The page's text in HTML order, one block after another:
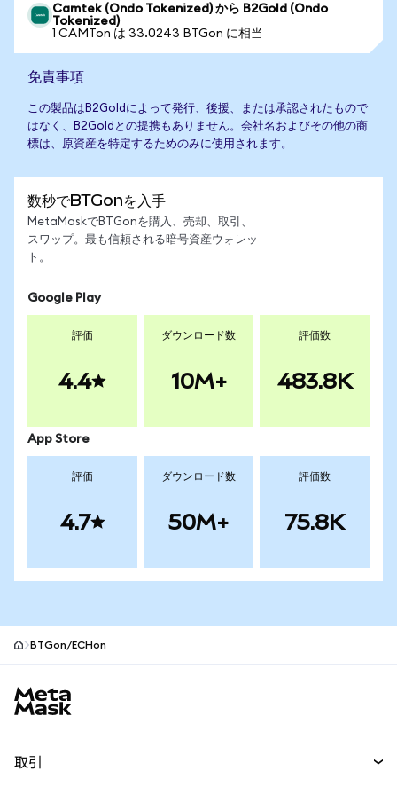
Camtek (Ondo Tokenized) から B2Gold (Ondo
Tokenized)
1 CAMTon は 33.0243 BTGon に相当
免責事項
この製品はB2Goldによって発行、後援、または承認されたもので
はなく、B2Goldとの提携もありません。会社名およびその他の商
標は、原資産を特定するためのみに使用されます。
数秒でBTGonを入手
MetaMaskでBTGonを購入、売却、取引、
スワップ。最も信頼される暗号資産ウォレッ
ト。
Google Play
評価
4.4
ダウンロード数
10M+
評価数
483.8K
App Store
評価
4.7
ダウンロード数
50M+
評価数
75.8K
BTGon/ECHon
取引